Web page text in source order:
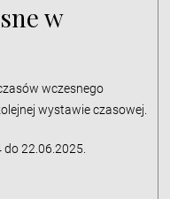
w
wczesnego
wystawie czasowej.
22.06.2025.